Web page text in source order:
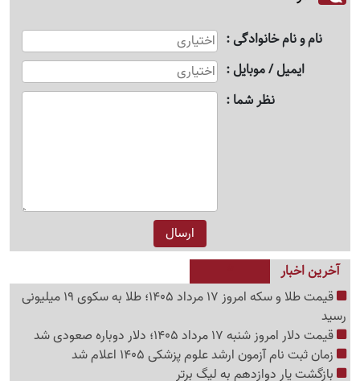
نام و نام خانوادگی
ایمیل / موبایل
نظر شما
آخرین اخبار
قیمت طلا و سکه امروز 17 مرداد 1405؛ طلا به سکوی 19 میلیونی
رسید
قیمت دلار امروز شنبه 17 مرداد 1405؛ دلار دوباره صعودی شد
زمان ثبت نام آزمون ارشد علوم پزشکی 1405 اعلام شد
بازگشت یار دوازدهم به لیگ برتر